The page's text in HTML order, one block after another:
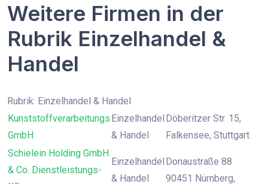
Weitere Firmen in der
Rubrik Einzelhandel &
Handel
Rubrik: Einzelhandel & Handel
Kunststoffverarbeitungs
GmbH
Einzelhandel
& Handel
Döberitzer Str. 15,
Falkensee, Stuttgart
Schielein Holding GmbH
& Co. Dienstleistungs-
Einzelhandel
& Handel
Donaustraße 88
90451 Nürnberg,